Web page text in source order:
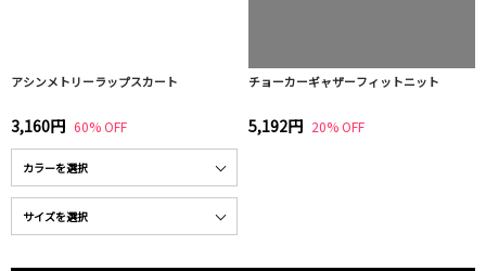
アシンメトリーラップスカート
3,160円 60% OFF
チョーカーギャザーフィットニット
5,192円 20% OFF